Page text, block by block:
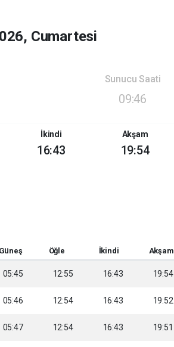
Cumartesi
Sunucu Saati
09:46
İkindi
16:43
Akşam
19:54
Güneş Öğle İkindi Akşam
05:45 12:55 16:43 19:54
05:46 12:54 16:43 19:52
05:47 12:54 16:43 19:51